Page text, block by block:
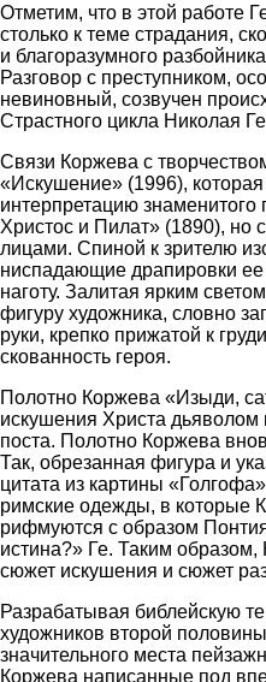
Отметим, что в этой работе
столько к теме страдания,
и благоразумного
Разговор с преступником,
невиновный, созвучен
Страстного цикла Николая
Связи Коржева с
«Искушение» (1996),
интерпретацию знаменитого
Христос и Пилат» (1890),
лицами. Спиной к зрителю
ниспадающие драпировки
наготу. Залитая ярким
фигуру художника, словно
руки, крепко прижатой к
скованность героя.
Полотно Коржева «Изыди,
искушения Христа дьяволом
поста. Полотно Коржева
Так, обрезанная фигура и
цитата из картины
римские одежды, в которые
рифмуются с образом
истина?» Ге. Таким
сюжет искушения и сюжет
Разрабатывая библейскую
художников второй
значительного места
Коржева написанные под